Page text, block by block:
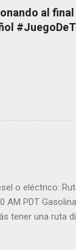
serie de la Tierra
en
yo, chingas
al final
o eléctrico:
AM PDT
tener una ruta
los